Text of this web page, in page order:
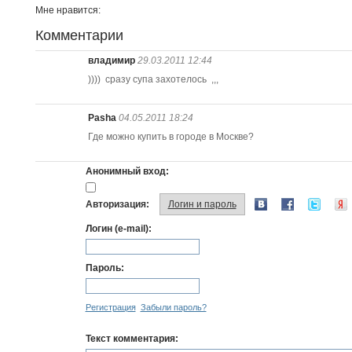
Мне нравится:
Комментарии
владимир 29.03.2011 12:44
)))) сразу супа захотелось ,,,
Pasha 04.05.2011 18:24
Где можно купить в городе в Москве?
Анонимный вход:
Авторизация: Логин и пароль
Логин (e-mail):
Пароль:
Регистрация Забыли пароль?
Текст комментария: